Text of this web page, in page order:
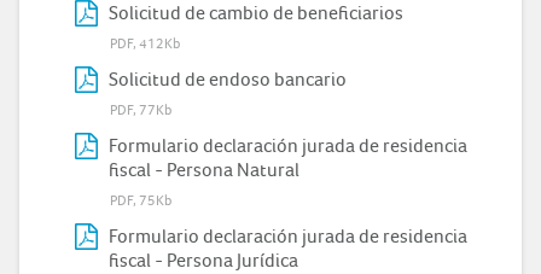
Solicitud de cambio de beneficiarios
PDF, 412Kb
Solicitud de endoso bancario
PDF, 77Kb
Formulario declaración jurada de residencia
fiscal - Persona Natural
PDF, 75Kb
Formulario declaración jurada de residencia
fiscal - Persona Jurídica